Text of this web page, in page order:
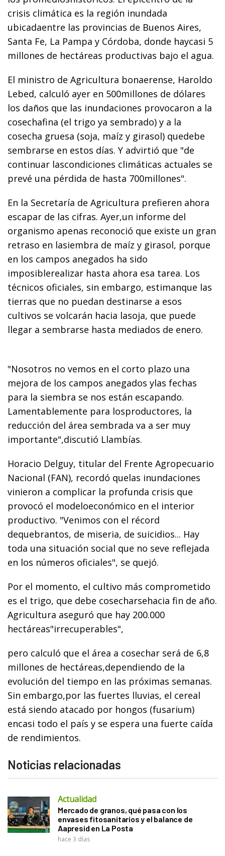
crisis climática es la región inundada
ubicadaentre las provincias de Buenos Aires,
Santa Fe, La Pampa y Córdoba, donde haycasi 5
millones de hectáreas productivas bajo el agua.
El ministro de Agricultura bonaerense, Haroldo
Lebed, calculó ayer en 500millones de dólares
los daños que las inundaciones provocaron a la
cosechafina (el trigo ya sembrado) y a la
cosecha gruesa (soja, maíz y girasol) quedebe
sembrarse en estos días. Y advirtió que "de
continuar lascondiciones climáticas actuales se
prevé una pérdida de hasta 700millones".
En la Secretaría de Agricultura prefieren ahora
escapar de las cifras. Ayer,un informe del
organismo apenas reconoció que existe un gran
retraso en lasiembra de maíz y girasol, porque
en los campos anegados ha sido
imposiblerealizar hasta ahora esa tarea. Los
técnicos oficiales, sin embargo, estimanque las
tierras que no puedan destinarse a esos
cultivos se volcarán hacia lasoja, que puede
llegar a sembrarse hasta mediados de enero.
"Nosotros no vemos en el corto plazo una
mejora de los campos anegados ylas fechas
para la siembra se nos están escapando.
Lamentablemente para losproductores, la
reducción del área sembrada va a ser muy
importante",discutió Llambías.
Horacio Delguy, titular del Frente Agropecuario
Nacional (FAN), recordó quelas inundaciones
vinieron a complicar la profunda crisis que
provocó el modeloeconómico en el interior
productivo. "Venimos con el récord
dequebrantos, de miseria, de suicidios... Hay
toda una situación social que no seve reflejada
en los números oficiales", se quejó.
Por el momento, el cultivo más comprometido
es el trigo, que debe cosecharsehacia fin de año.
Agricultura aseguró que hay 200.000
hectáreas"irrecuperables",
pero calculó que el área a cosechar será de 6,8
millones de hectáreas,dependiendo de la
evolución del tiempo en las próximas semanas.
Sin embargo,por las fuertes lluvias, el cereal
está siendo atacado por hongos (fusarium)
encasi todo el país y se espera una fuerte caída
de rendimientos.
Noticias relacionadas
Actualidad
Mercado de granos, qué pasa con los
envases fitosanitarios y el balance de
Aapresid en La Posta
hace 3 días